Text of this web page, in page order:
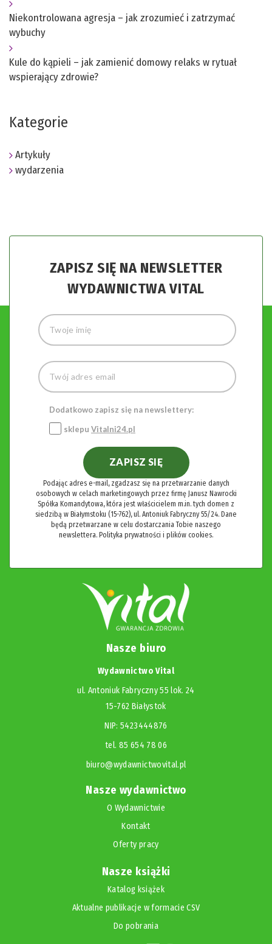
Niekontrolowana agresja – jak zrozumieć i zatrzymać
wybuchy
Kule do kąpieli – jak zamienić domowy relaks w rytuał
wspierający zdrowie?
Kategorie
Artykuły
wydarzenia
ZAPISZ SIĘ NA NEWSLETTER
WYDAWNICTWA VITAL
Dodatkowo zapisz się na newslettery:
sklepu Vitalni24.pl
ZAPISZ SIĘ
Podając adres e-mail, zgadzasz się na przetwarzanie danych
osobowych w celach marketingowych przez firmę Janusz Nawrocki
Spółka Komandytowa, która jest właścicielem m.in. tych domen z
siedzibą w Białymstoku (15-762), ul. Antoniuk Fabryczny 55/24. Dane
będą przetwarzane w celu dostarczania Tobie naszego
newslettera. Polityka prywatności i plików cookies.
Nasze biuro
Wydawnictwo Vital
ul. Antoniuk Fabryczny 55 lok. 24
15-762 Białystok
NIP: 5423444876
tel. 85 654 78 06
biuro@wydawnictwovital.pl
Nasze wydawnictwo
O Wydawnictwie
Kontakt
Oferty pracy
Nasze książki
Katalog książek
Aktualne publikacje w formacie CSV
Do pobrania